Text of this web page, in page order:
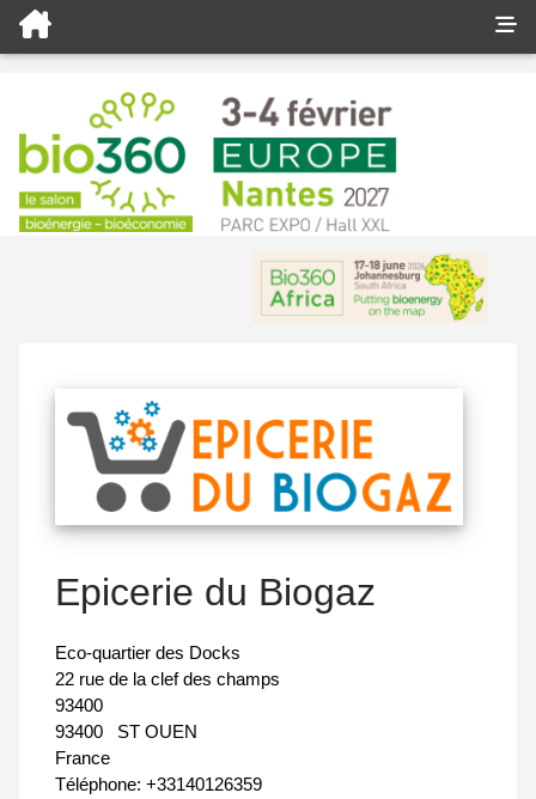
Epicerie du Biogaz
Eco-quartier des Docks
22 rue de la clef des champs
93400
93400
ST OUEN
France
Téléphone: +33140126359